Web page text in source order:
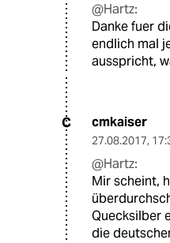
@Hartz:
Danke fuer
endlich mal
ausspricht,
C cmkaiser
27.08.2017,
@Hartz:
Mir scheint,
Quecksilber
die